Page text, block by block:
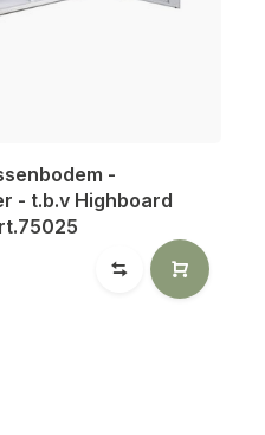
-
- t.b.v Highboard